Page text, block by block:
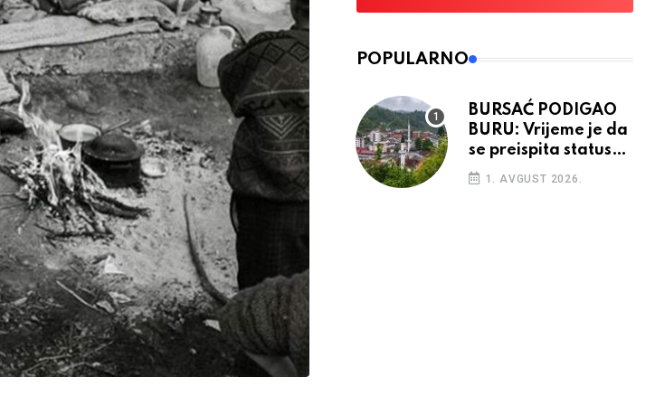
POPULARNO
BURSAĆ PODIGAO
BURU: Vrijeme je da
se preispita status
Srebrenice u RS
1. AVGUST 2026.